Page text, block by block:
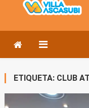
ETIQUETA: CLUB